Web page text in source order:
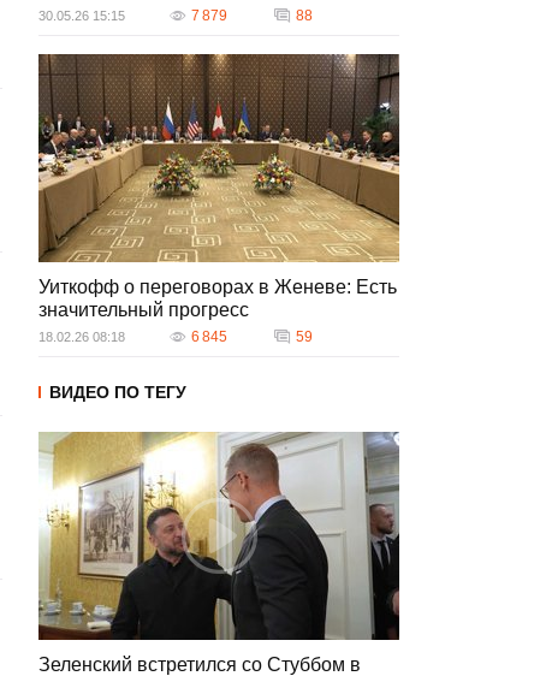
30.05.26 15:15 7 879 88
Уиткофф о переговорах в Женеве: Есть
значительный прогресс
18.02.26 08:18 6 845 59
ВИДЕО ПО ТЕГУ
Зеленский встретился со Стуббом в